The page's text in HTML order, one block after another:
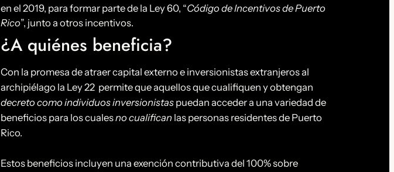
en el 2019, para formar parte de la Ley 60, “Código de Incentivos de Puerto
Rico”, junto a otros incentivos.
¿A quiénes beneficia?
Con la promesa de atraer capital externo e inversionistas extranjeros al
archipiélago la Ley 22 permite que aquellos que cualifiquen y obtengan
decreto como individuos inversionistas puedan acceder a una variedad de
beneficios para los cualesno cualifican las personas residentes de Puerto
Rico.
Estos beneficios incluyen una exención contributiva del 100% sobre